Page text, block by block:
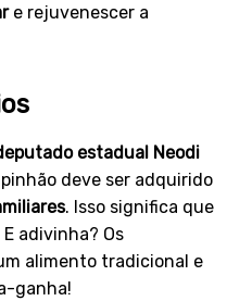
e rejuvenescer a
estadual Neodi
deve ser adquirido
. Isso significa que
adivinha? Os
alimento tradicional e
ganha!